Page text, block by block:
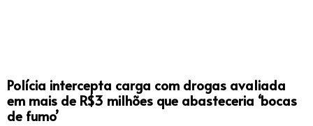
Polícia intercepta carga com drogas avaliada
em mais de R$3 milhões que abasteceria ‘bocas
de fumo’